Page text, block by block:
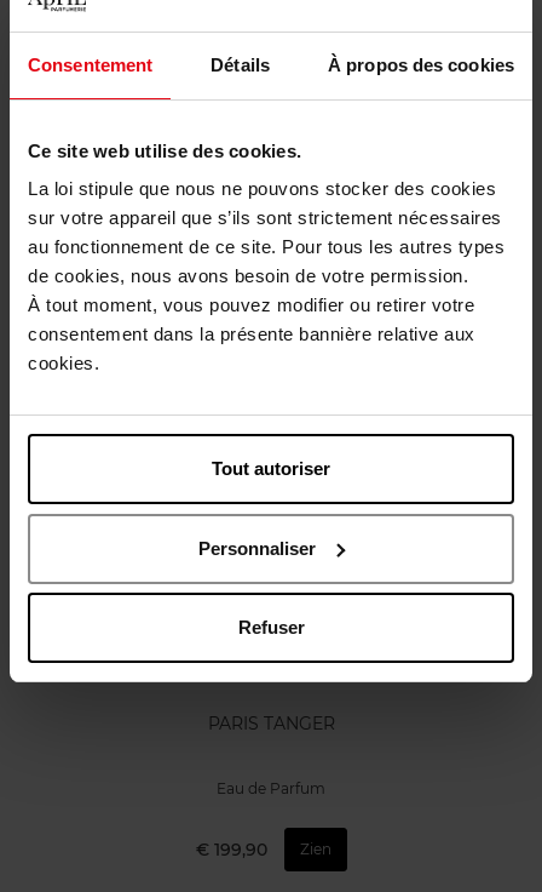
Consentement Détails À propos des cookies
Ce site web utilise des cookies.
La loi stipule que nous ne pouvons stocker des cookies
sur votre appareil que s’ils sont strictement nécessaires
au fonctionnement de ce site. Pour tous les autres types
de cookies, nous avons besoin de votre permission.
À tout moment, vous pouvez modifier ou retirer votre
consentement dans la présente bannière relative aux
cookies.
Tout autoriser
Personnaliser
Refuser
Gratis retour in je winkelpunt
Gratis verpakking
Beschrijving
Karakteristieken
Review
Nog iets vergeten ?
CARVEN
PARIS TANGER
Eau de Parfum
€ 199,90 Zien